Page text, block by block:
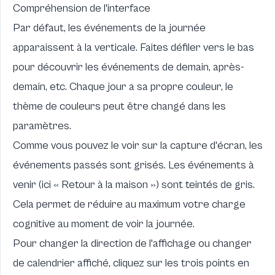
Compréhension de l'interface
Par défaut, les événements de la journée
apparaissent à la verticale. Faites défiler vers le bas
pour découvrir les événements de demain, après-
demain, etc. Chaque jour a sa propre couleur, le
thème de couleurs peut être changé dans les
paramètres.
Comme vous pouvez le voir sur la capture d'écran, les
événements passés sont grisés. Les événements à
venir (ici « Retour à la maison ») sont teintés de gris.
Cela permet de réduire au maximum votre charge
cognitive au moment de voir la journée.
Pour changer la direction de l'affichage ou changer
de calendrier affiché, cliquez sur les trois points en